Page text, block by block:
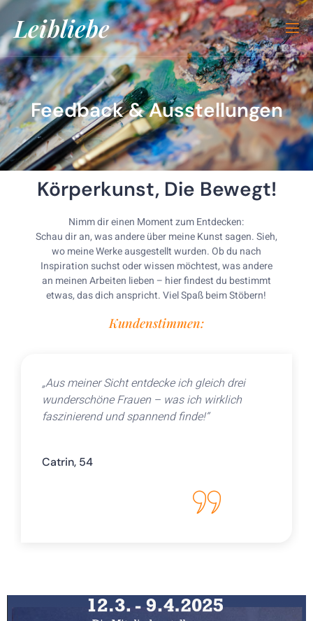
Leibliebe
Feedback & Ausstellungen
Körperkunst, Die Bewegt!
Nimm dir einen Moment zum Entdecken:
Schau dir an, was andere über meine Kunst sagen. Sieh,
wo meine Werke ausgestellt wurden. Ob du nach
Inspiration suchst oder wissen möchtest, was andere
an meinen Arbeiten lieben – hier findest du bestimmt
etwas, das dich anspricht. Viel Spaß beim Stöbern!
Kundenstimmen:
„Aus meiner Sicht entdecke ich gleich drei
wunderschöne Frauen – was ich wirklich
faszinierend und spannend finde!“
Catrin, 54